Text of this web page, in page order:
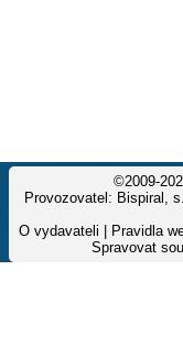
©2009-
Provozovatel: Bispiral,
O vydavateli
Pravidla
Spravovat